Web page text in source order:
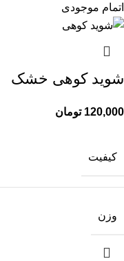
اتمام موجودی
شوید کوهی خشک
120,000 تومان
کیفیت
وزن